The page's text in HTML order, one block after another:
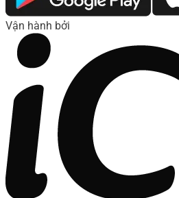
Vận hành bởi